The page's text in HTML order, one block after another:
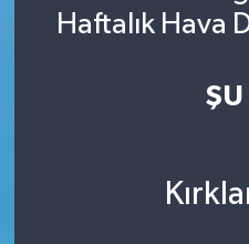
Haftalık Hava
ŞU
İletişim